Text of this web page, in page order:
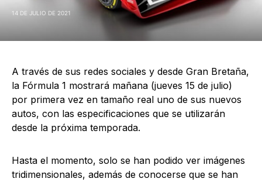
14 DE JULIO DE 2021
A través de sus redes sociales y desde Gran Bretaña,
la Fórmula 1 mostrará mañana (jueves 15 de julio)
por primera vez en tamaño real uno de sus nuevos
autos, con las especificaciones que se utilizarán
desde la próxima temporada.
Hasta el momento, solo se han podido ver imágenes
tridimensionales, además de conocerse que se han